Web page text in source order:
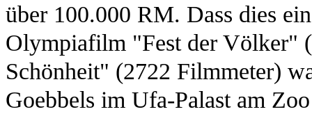
über 100.000 RM. Dass dies
Olympiafilm "Fest der Völker"
Schönheit" (2722 Filmmeter)
Goebbels im Ufa-Palast am